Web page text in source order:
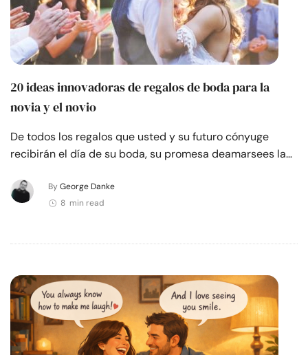
20 ideas innovadoras de regalos de boda para la
novia y el novio
De todos los regalos que usted y su futuro cónyuge
recibirán el día de su boda, su promesa deamarsees la…
By George Danke
8 min read